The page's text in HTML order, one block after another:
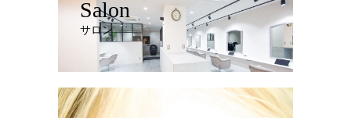
Salon
サロン